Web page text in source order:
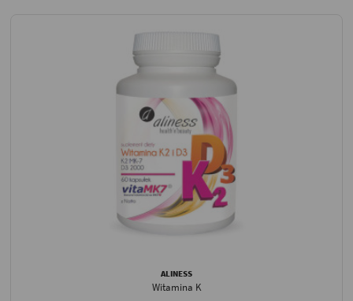
ALINESS
Witamina K